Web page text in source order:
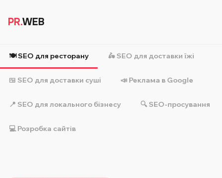
PR.WEB
🍽️ SEO для ресторану 🛵 SEO для доставки їжі
🍱 SEO для доставки суші 📣 Реклама в Google
📍 SEO для локального бізнесу 🔍 SEO-просування
💻 Розробка сайтів